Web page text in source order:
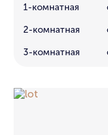
1-комнатная
2-комнатная
3-комнатная